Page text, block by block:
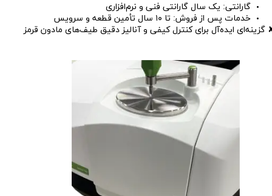
گارانتی: یک سال گارانتی فنی و نرم‌افزاری
خدمات پس از فروش: تا ۱۰ سال تأمین قطعه و سرویس
گزینه‌ای ایده‌آل برای کنترل کیفی و آنالیز دقیق طیف‌های مادون قرمز​​​​​​​